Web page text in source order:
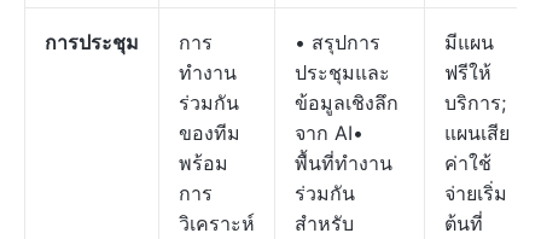
การประชุม
การ
ทำงาน
ร่วมกัน
ของทีม
พร้อม
การ
วิเคราะห์
• สรุปการ
ประชุมและ
ข้อมูลเชิงลึก
จาก AI•
พื้นที่ทำงาน
ร่วมกัน
สำหรับ
มีแผน
ฟรีให้
บริการ;
แผนเสีย
ค่าใช้
จ่ายเริ่ม
ต้นที่